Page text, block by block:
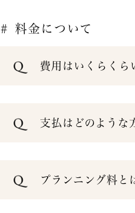
# 料金について
費用はいくらくら
支払はどのような
プランニング料